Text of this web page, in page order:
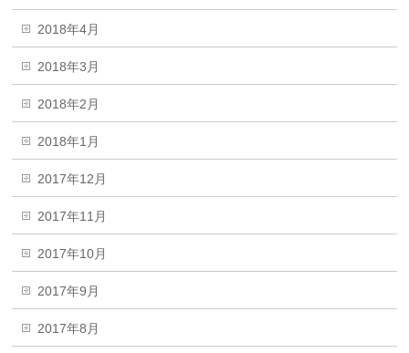
2018年4月
2018年3月
2018年2月
2018年1月
2017年12月
2017年11月
2017年10月
2017年9月
2017年8月